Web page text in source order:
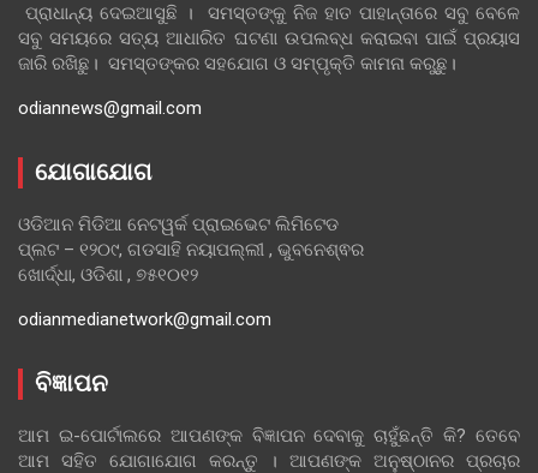
ପ୍ରାଧାନ୍ୟ ଦେଇଆସୁଛି । ସମସ୍ତଙ୍କୁ ନିଜ ହାତ ପାହାନ୍ତାରେ ସବୁ ବେଳେ
ସବୁ ସମୟରେ ସତ୍ୟ ଆଧାରିତ ଘଟଣା ଉପଲବ୍ଧ କରାଇବା ପାଇଁ ପ୍ରୟାସ
ଜାରି ରଖିଛୁ। ସମସ୍ତଙ୍କର ସହଯୋଗ ଓ ସମ୍ପୃକ୍ତି କାମନା କରୁଛୁ।
odiannews@gmail.com
ଯୋଗାଯୋଗ
ଓଡିଆନ ମିଡିଆ ନେଟୱର୍କ ପ୍ରାଇଭେଟ ଲିମିଟେଡ
ପ୍ଲଟ – ୧୨୦୯, ଗଡସାହି ନୟାପଲ୍ଲୀ , ଭୁବନେଶ୍ଵର
ଖୋର୍ଦ୍ଧା, ଓଡିଶା , ୭୫୧୦୧୨
odianmedianetwork@gmail.com
ବିଜ୍ଞାପନ
ଆମ ଇ-ପୋର୍ଟାଲରେ ଆପଣଙ୍କ ବିଜ୍ଞାପନ ଦେବାକୁ ଚାହୁଁଛନ୍ତି କି? ତେବେ
ଆମ ସହିତ ଯୋଗାଯୋଗ କରନ୍ତୁ । ଆପଣଙ୍କ ଅନୁଷ୍ଠାନର ପ୍ରଚାର